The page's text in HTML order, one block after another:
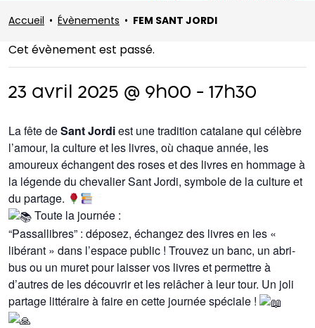
Accueil • Évènements • FEM SANT JORDI
Cet évènement est passé.
23 avril 2025 @ 9h00 - 17h30
La fête deSant Jordiest une tradition catalane qui célèbre
l’amour, la culture et les livres, où chaque année, les
amoureux échangent des roses et des livres en hommage à
la légende du chevalier Sant Jordi, symbole de la culture et
du partage.
Toute la journée :
“Passallibres” : déposez, échangez des livres en les «
libérant » dans l’espace public ! Trouvez un banc, un abri-
bus ou un muret pour laisser vos livres et permettre à
d’autres de les découvrir et les relâcher à leur tour. Un joli
partage littéraire à faire en cette journée spéciale !